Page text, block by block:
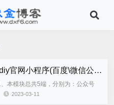
程序(百度\微信公众号\微信小程序\支付宝\抖音小程序)独立版
块总共5端，分别为：公众号
、百度小程序、支付宝小程序、......
2023-03-11